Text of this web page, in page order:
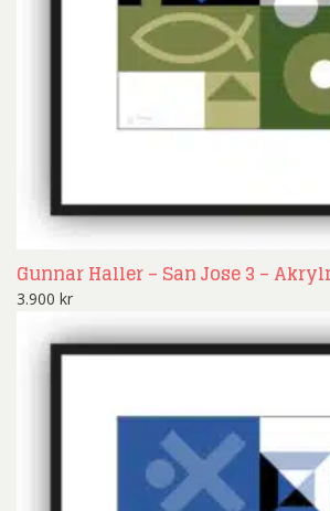
Gunnar Haller – San Jose 3 –
3.900 kr